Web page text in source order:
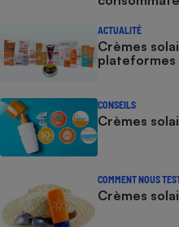
ACTUALITÉ
Crèmes
plateformes
CONSEILS
Crèmes
COMMENT NOUS
Crèmes